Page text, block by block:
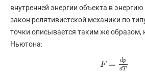
внутренней энергии объекта в
закон релятивистской механики по
точки описывается таким же образом,
Ньютона:
F = dp
dT
F= dp dT